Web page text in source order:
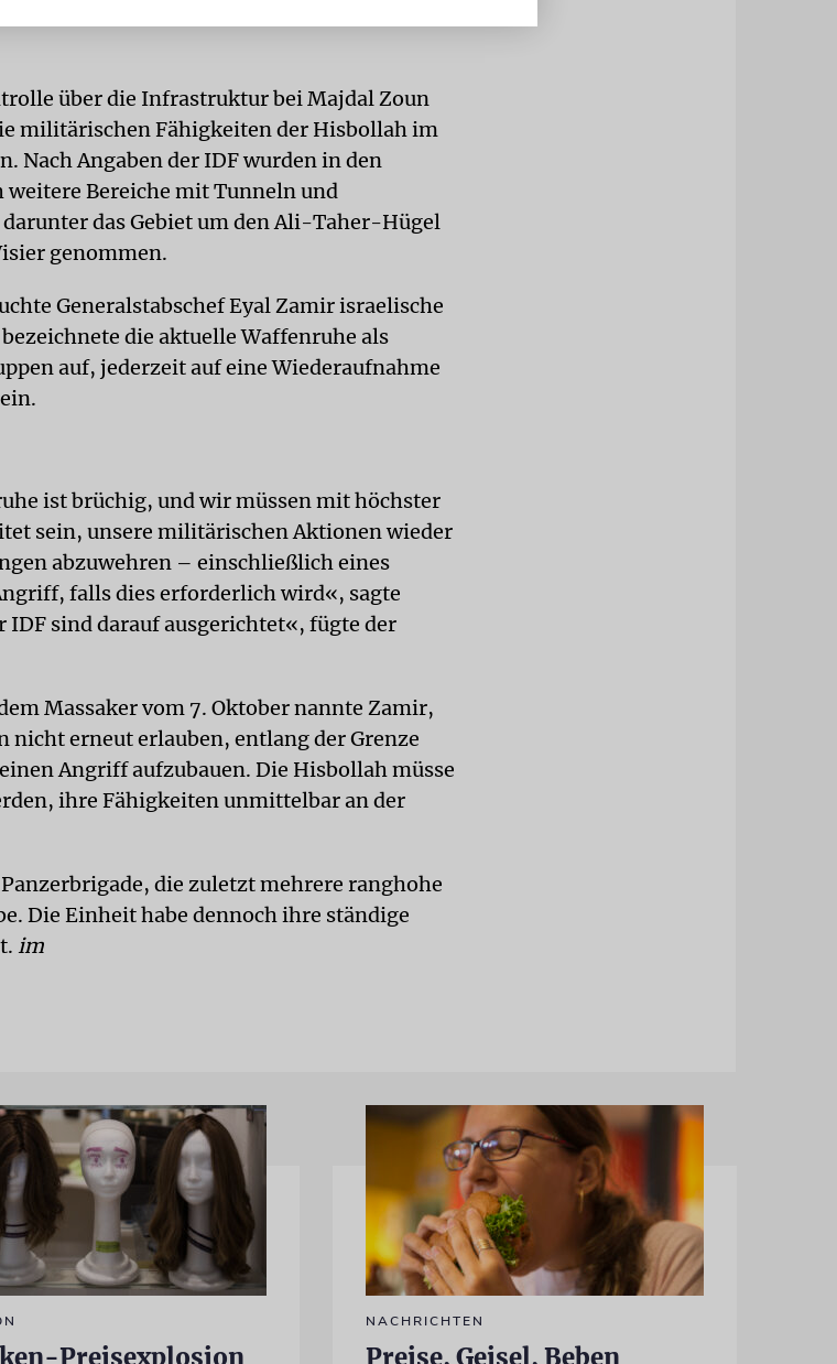
über die Infrastruktur bei Majdal Zoun
militärischen Fähigkeiten der Hisbollah im
Nach Angaben der IDF wurden in den
weitere Bereiche mit Tunneln und
das Gebiet um den Ali-Taher-Hügel
genommen.
Generalstabschef Eyal Zamir israelische
die aktuelle Waffenruhe als
auf, jederzeit auf eine Wiederaufnahme
ist brüchig, und wir müssen mit höchster
sein, unsere militärischen Aktionen wieder
abzuwehren – einschließlich eines
falls dies erforderlich wird«, sagte
IDF sind darauf ausgerichtet«, fügte der
Massaker vom 7. Oktober nannte Zamir,
nicht erneut erlauben, entlang der Grenze
Angriff aufzubauen. Die Hisbollah müsse
ihre Fähigkeiten unmittelbar an der
die zuletzt mehrere ranghohe
Die Einheit habe dennoch ihre ständige
im
Preisexplosion
NACHRICHTEN
Preise, Geisel, Beben